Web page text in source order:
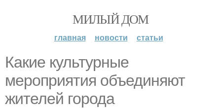
МИЛЫЙ ДОМ
главная новости статьи
Какие культурные
мероприятия объединяют
жителей города